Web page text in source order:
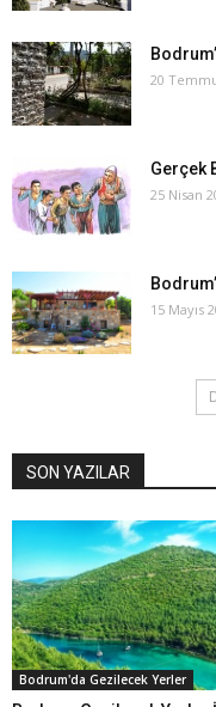
20
Gerçek
25 Nisan
15 Mayıs
SON YAZILAR
Bodrum'da Gezilecek Yerler